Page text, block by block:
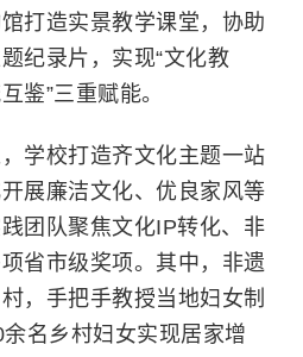
打造实景教学课堂，协助
纪录片，实现“文化教
鉴”三重赋能。
学校打造齐文化主题一站
展廉洁文化、优良家风等
团队聚焦文化IP转化、非
省市级奖项。其中，非遗
，手把手教授当地妇女制
名乡村妇女实现居家增